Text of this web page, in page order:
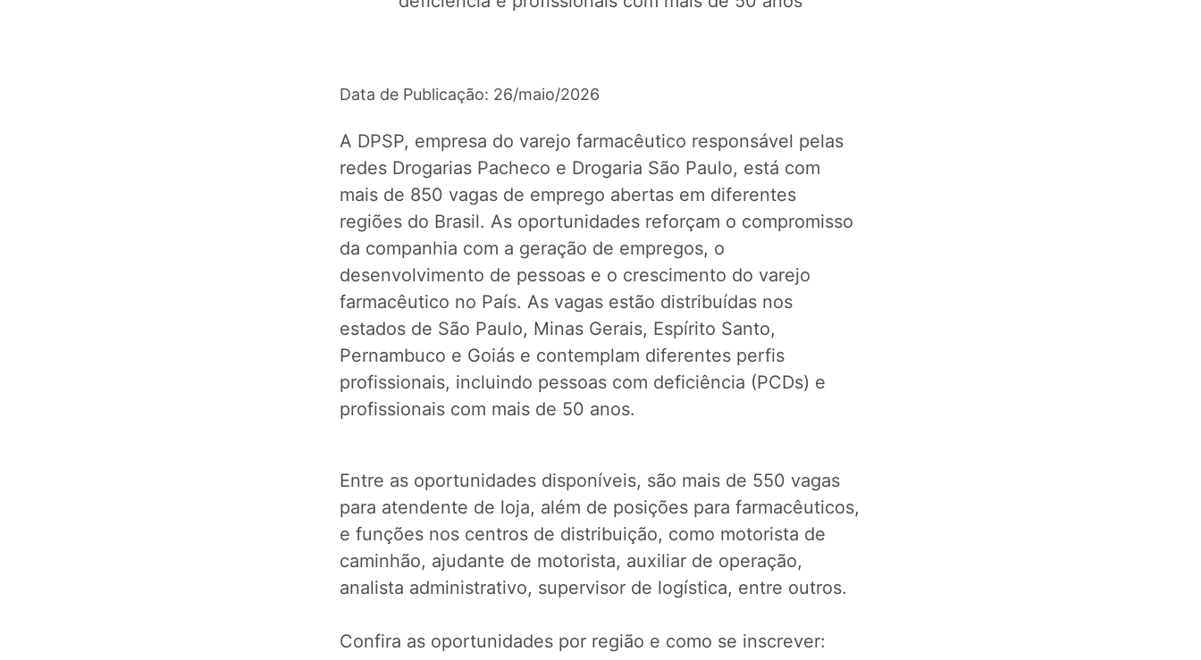
Data de Publicação: 26/maio/2026
A DPSP, empresa do varejo farmacêutico responsável pelas
redes Drogarias Pacheco e Drogaria São Paulo, está com
mais de 850 vagas de emprego abertas em diferentes
regiões do Brasil. As oportunidades reforçam o compromisso
da companhia com a geração de empregos, o
desenvolvimento de pessoas e o crescimento do varejo
farmacêutico no País. As vagas estão distribuídas nos
estados de São Paulo, Minas Gerais, Espírito Santo,
Pernambuco e Goiás e contemplam diferentes perfis
profissionais, incluindo pessoas com deficiência (PCDs) e
profissionais com mais de 50 anos.
Entre as oportunidades disponíveis, são mais de 550 vagas
para atendente de loja, além de posições para farmacêuticos,
e funções nos centros de distribuição, como motorista de
caminhão, ajudante de motorista, auxiliar de operação,
analista administrativo, supervisor de logística, entre outros.
Confira as oportunidades por região e como se inscrever: